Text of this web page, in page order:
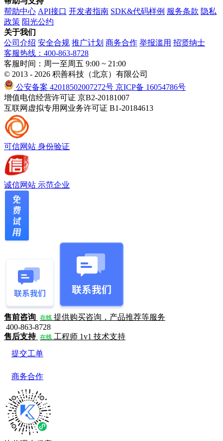
帮助中心 API接口 开发者指南 SDK&代码样例 服务条款 隐私
政策 阳光公约
关于我们
公司介绍 安全合规 推广计划 商务合作 举报滥用 招贤纳士
客服热线：400-863-8728
客服时间：周一至周五 9:00 ~ 21:00
© 2013 - 2026 积善科技（北京）有限公司
公安备案 42018502007272号 京ICP备 16054786号
增值电信经营许可证 京B2-20181007
互联网虚拟专用网业务许可证 B1-20184613
可信网站 身份验证
诚信网站 示范企业
售前咨询 在线 提供购买咨询，产品推荐等服务
400-863-8728
售后支持 在线 工程师 1v1 技术支持
提交工单
商务合作